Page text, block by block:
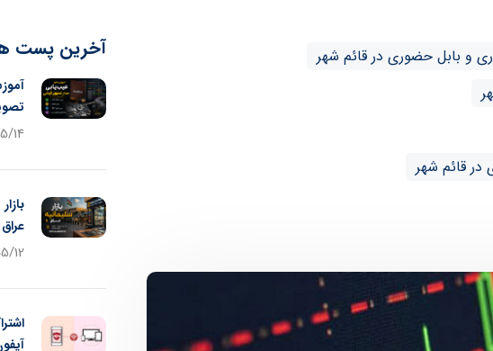
و بابل حضوری در قائم شهر
در قائم شهر
آخرین پست
14
عراق
12